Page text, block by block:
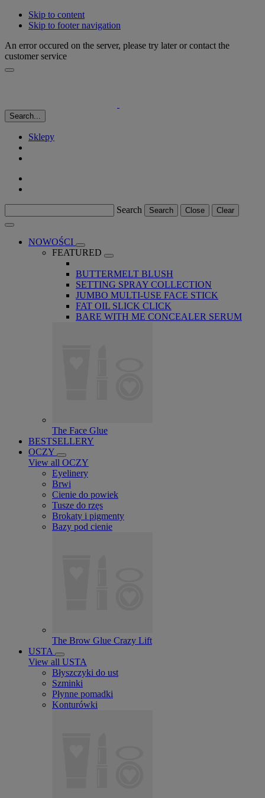
Skip to content
Skip to footer navigation
An error occured on the server, please try later or contact the
customer service
Search...
Sklepy
Search Search Close Clear
NOWOŚCI
FEATURED
BUTTERMELT BLUSH
SETTING SPRAY COLLECTION
JUMBO MULTI-USE FACE STICK
FAT OIL SLICK CLICK
BARE WITH ME CONCEALER SERUM
The Face Glue
BESTSELLERY
OCZY
View all OCZY
Eyelinery
Brwi
Cienie do powiek
Tusze do rzęs
Brokaty i pigmenty
Bazy pod cienie
The Brow Glue Crazy Lift
USTA
View all USTA
Błyszczyki do ust
Szminki
Płynne pomadki
Konturówki